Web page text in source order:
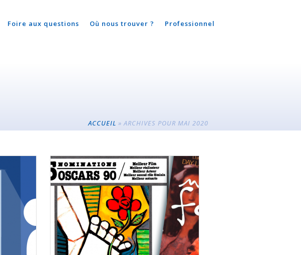
Foire aux questions Où nous trouver ? Professionnel
ACCUEIL »ARCHIVES POUR MAI 2020